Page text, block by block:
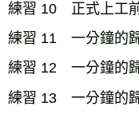
練習 10 正式上工
練習 11 一分鐘的
練習 12 一分鐘的
練習 13 一分鐘的